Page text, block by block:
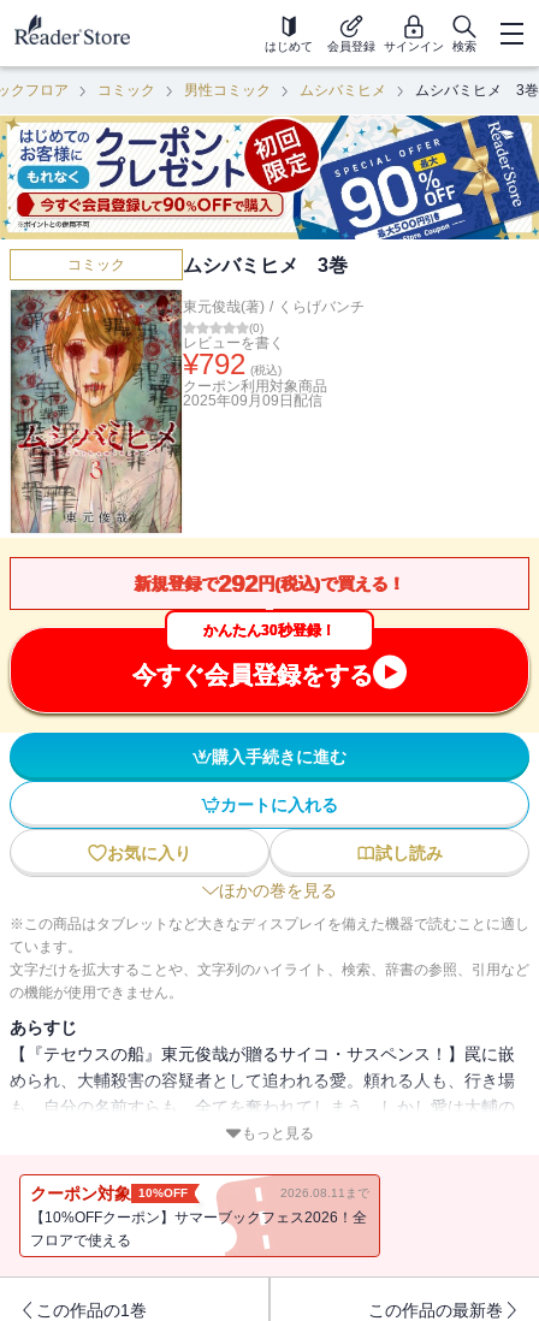
はじめて 会員登録 サインイン 検索
クフロア コミック 男性コミック ムシバミヒメ ムシバミヒメ 3巻
コミック ムシバミヒメ 3巻
東元俊哉(著) / くらげバンチ
(0)
レビューを書く
¥792 (税込)
クーポン利用対象商品
2025年09月09日 配信
新規登録で292円(税込)で買える！
かんたん30秒登録！
今すぐ会員登録をする
購入手続きに進む
カートに入れる
お気に入り
試し読み
ほかの巻を見る
※この商品はタブレットなど大きなディスプレイを備えた機器で読むことに適し
ています。
文字だけを拡大することや、文字列のハイライト、検索、辞書の参照、引用など
の機能が使用できません。
あらすじ
【『テセウスの船』東元俊哉が贈るサイコ・サスペンス！】罠に嵌
められ、大輔殺害の容疑者として追われる愛。頼れる人も、行き場
も、自分の名前すらも、全てを奪われてしまう。しかし愛は大輔の
仇を討つため、もう一度自分自身を取り戻すため、「あの女」への
SNSでも話題沸騰！ 緊迫感MAXの同居人サイコホラー。
もっと見る
クーポン対象 10%OFF 2026.08.11まで
【10%OFFクーポン】サマーブックフェス2026！全
フロアで使える
この作品の1巻 この作品の最新巻